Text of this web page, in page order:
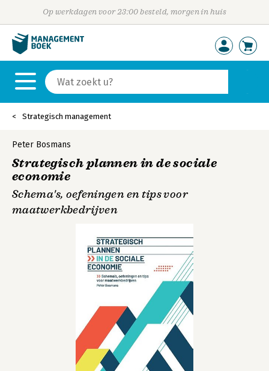
Op werkdagen voor 23:00 besteld, morgen in huis
Strategisch management
Peter Bosmans
Strategisch plannen in de sociale
economie
Schema's, oefeningen en tips voor
maatwerkbedrijven